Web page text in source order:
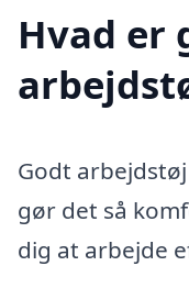
Hvad er
Godt
gør det så
dig at arbejde